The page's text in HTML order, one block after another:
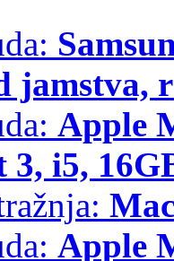
jamstva,
Apple
3, i5,
Apple